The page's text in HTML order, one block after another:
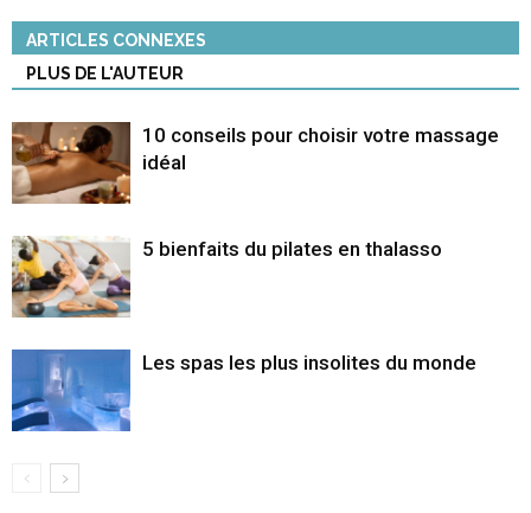
ARTICLES CONNEXES
PLUS DE L'AUTEUR
10 conseils pour choisir votre massage
idéal
5 bienfaits du pilates en thalasso
Les spas les plus insolites du monde